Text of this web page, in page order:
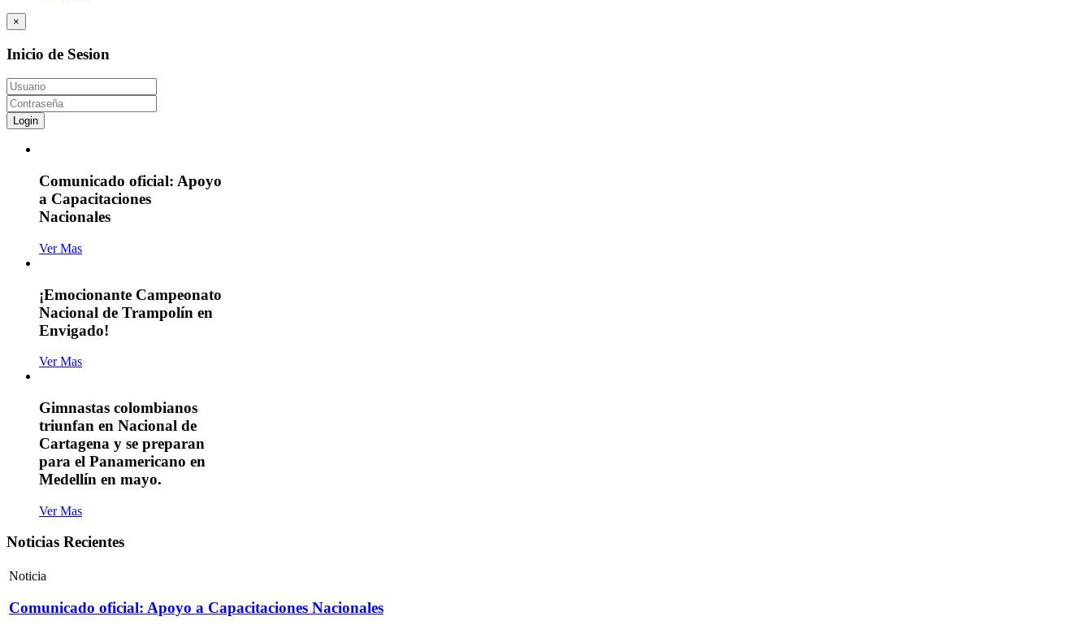
×
Inicio de Sesion
Login
Comunicado oficial: Apoyo
a Capacitaciones
Nacionales
Ver Mas
¡Emocionante Campeonato
Nacional de Trampolín en
Envigado!
Ver Mas
Gimnastas colombianos
triunfan en Nacional de
Cartagena y se preparan
para el Panamericano en
Medellín en mayo.
Ver Mas
Noticias Recientes
Noticia
Comunicado oficial: Apoyo a Capacitaciones Nacionales